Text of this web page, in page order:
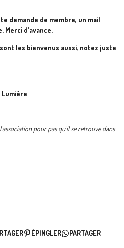
demande de membre, un mail
Merci d'avance.
les bienvenus aussi, notez juste
Lumière
pour pas qu'il se retrouve dans
ÉPINGLER PARTAGER